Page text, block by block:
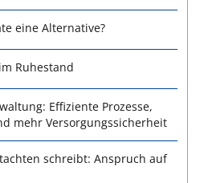
eine Alternative?
Ruhestand
Effiziente Prozesse,
mehr Versorgungssicherheit
schreibt: Anspruch auf